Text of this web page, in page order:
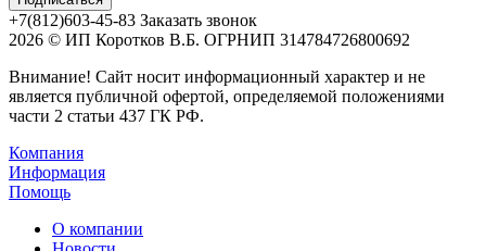
+7(812)603-45-83 Заказать звонок
2026 © ИП Коротков В.Б. ОГРНИП 314784726800692
Внимание! Сайт носит информационный характер и не
является публичной офертой, определяемой положениями
части 2 статьи 437 ГК РФ.
Компания
Информация
Помощь
О компании